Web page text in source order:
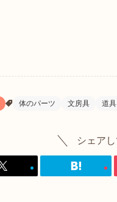
体のパーツ 文房具 道具
シェア